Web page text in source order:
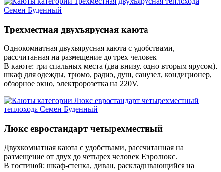
Трехместная двухъярусная каюта
Однокомнатная двухъярусная каюта с удобствами,
рассчитанная на размещение до трех человек
В каюте: три спальных места (два внизу, одно вторым ярусом),
шкаф для одежды, трюмо, радио, душ, санузел, кондиционер,
обзорное окно, электророзетка на 220V.
Люкс евростандарт четырехместный
Двухкомнатная каюта с удобствами, рассчитанная на
размещение от двух до четырех человек Евролюкс.
В гостиной: шкаф-стенка, диван, раскладывающийся на